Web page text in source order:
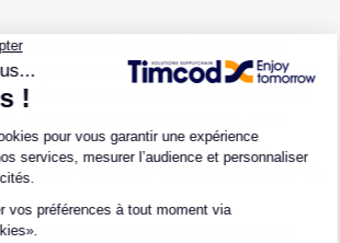
mise à jour, une vérification du bon
logiciels métiers (master) installés sur
du nouveau modèle d’écran sera
ou suite à la réparation d’un
ayant nécessité le remplacement de
titre gracieux, pour les clients ayant